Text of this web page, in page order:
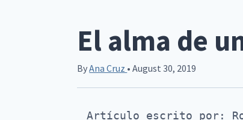
El alma de
ByAna Cruz • August 30, 2019
Artículo escrito por: